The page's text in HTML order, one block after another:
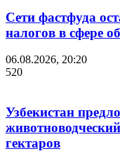
Сети фастфуда
налогов в сфере
06.08.2026, 20:20
520
Узбекистан
гектаров